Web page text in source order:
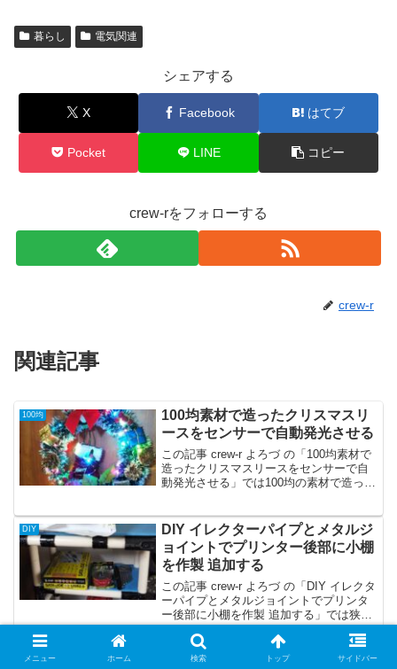
暮らし 電気関連
シェアする
X Facebook はてブ
Pocket LINE コピー
crew-rをフォローする
crew-r
関連記事
100均
100均素材で造ったクリスマスリ
ースをセンサーで自動発光させる
この記事 crew-r よろづ の「100均素材で
造ったクリスマスリースをセンサーで自
動発光させる」では100均の素材で造った
＆消灯するクリスマスリース イルミネー
ションを作製する方法を御紹介していま
す。
DIY
DIY イレクターパイプとメタルジ
ョイントでプリンター後部に小棚
を作製 追加する
この記事 crew-r よろづ の「DIY イレクタ
ーパイプとメタルジョイントでプリンタ
ー後部に小棚を作製 追加する」では狭い
スペースを収納に活用すべく イレクター
パイプやメタルジョイントなどを使用し
て自作棚を作製する例を御紹介していま
DIY ダイソー キラキラボール＆キラ
メニュー ホーム 検索 トップ サイドバー